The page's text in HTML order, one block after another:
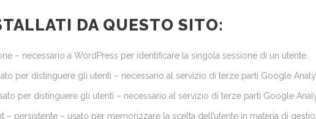
DA QUESTO SITO:
– necessario a WordPress per identificare la singola sessione di un utente.
per distinguere gli utenti – necessario al servizio di terze parti Google
per distinguere gli utenti – necessario al servizio di terze parti Google
– persistente – usato per memorizzare la scelta dell’utente in materia di